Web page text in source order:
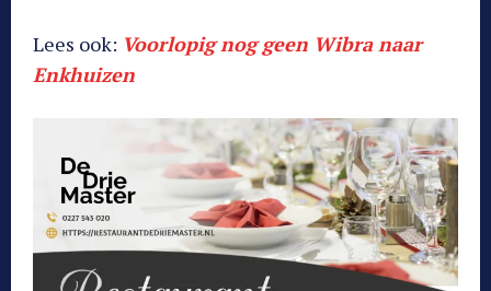
Lees ook: Voorlopig nog geen Wibra naar
Enkhuizen